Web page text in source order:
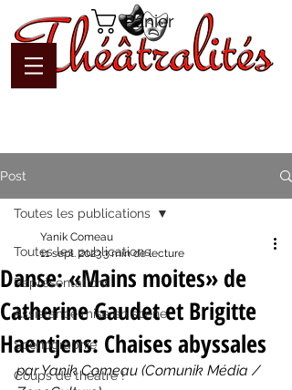
Panier
Post
Toutes les publications
Représentations
Assistance mise en scène
Scénographie
Coups de théâtre !
Toutes les publications
Danse: «Mains moites» de
Catherine Gaudet et Brigitte
Haentjens: Chaises abyssales
Yanik Comeau
11 sept. 20233 min de lecture
par Yanik Comeau (Comunik Média /